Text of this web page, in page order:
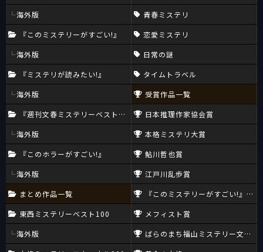
海外版
『このミステリーがすごい!』
海外版
『ミステリが読みたい!』
海外版
『週刊文春ミステリーベスト10』
海外版
『このホラーがすごい!』
海外版
まとめ作品一覧
東西ミステリーベスト100
海外版
青春ミステリ
恋愛ミステリ
日常の謎
タイムトラベル
受賞作品一覧
日本推理作家協会賞
本格ミステリ大賞
鮎川哲也賞
江戸川乱歩賞
『このミステリーがすごい!』大賞
メフィスト賞
ばらのまち福山ミステリー文学新